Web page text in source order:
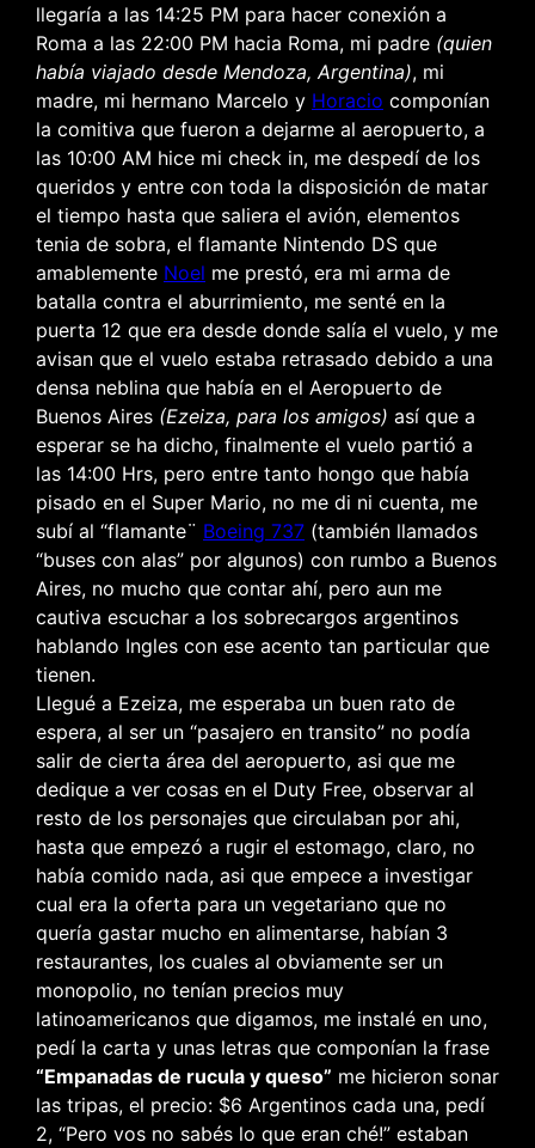
llegaría a las 14:25 PM para hacer conexión a
Roma a las 22:00 PM hacia Roma, mi padre (quien
había viajado desde Mendoza, Argentina), mi
madre, mi hermano Marcelo y Horacio componían
la comitiva que fueron a dejarme al aeropuerto, a
las 10:00 AM hice mi check in, me despedí de los
queridos y entre con toda la disposición de matar
el tiempo hasta que saliera el avión, elementos
tenia de sobra, el flamante Nintendo DS que
amablemente Noel me prestó, era mi arma de
batalla contra el aburrimiento, me senté en la
puerta 12 que era desde donde salía el vuelo, y me
avisan que el vuelo estaba retrasado debido a una
densa neblina que había en el Aeropuerto de
Buenos Aires (Ezeiza, para los amigos) así que a
esperar se ha dicho, finalmente el vuelo partió a
las 14:00 Hrs, pero entre tanto hongo que había
pisado en el Super Mario, no me di ni cuenta, me
subí al “flamante¨ Boeing 737 (también llamados
“buses con alas” por algunos) con rumbo a Buenos
Aires, no mucho que contar ahí, pero aun me
cautiva escuchar a los sobrecargos argentinos
hablando Ingles con ese acento tan particular que
tienen.
Llegué a Ezeiza, me esperaba un buen rato de
espera, al ser un “pasajero en transito” no podía
salir de cierta área del aeropuerto, asi que me
dedique a ver cosas en el Duty Free, observar al
resto de los personajes que circulaban por ahi,
hasta que empezó a rugir el estomago, claro, no
había comido nada, asi que empece a investigar
cual era la oferta para un vegetariano que no
quería gastar mucho en alimentarse, habían 3
restaurantes, los cuales al obviamente ser un
monopolio, no tenían precios muy
latinoamericanos que digamos, me instalé en uno,
pedí la carta y unas letras que componían la frase
“Empanadas de rucula y queso” me hicieron sonar
las tripas, el precio: $6 Argentinos cada una, pedí
2, “Pero vos no sabés lo que eran ché!” estaban